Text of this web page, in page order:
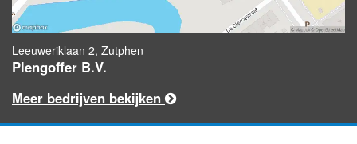
Leeuweriklaan 2, Zutphen
Plengoffer B.V.
Meer bedrijven bekijken